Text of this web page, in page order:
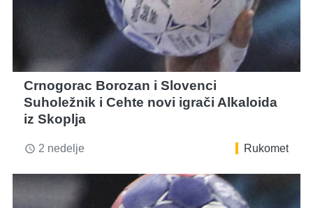
Crnogorac Borozan i Slovenci
Suholežnik i Cehte novi igrači Alkaloida
iz Skoplja
access_time 2 nedelje Rukomet